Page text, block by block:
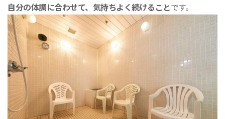
自分の体調に合わせて、気持ちよく続けることです。